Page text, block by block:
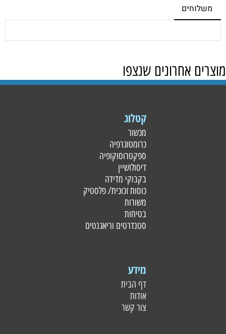
משלוחים
מוצרים אחרונים שנצפו
קטלוג
מכשור
כרומטוגרפיה
ספקטרוסוקופיה
דיסולושיין
בקבוקי מדידה
כוסות זכוכית/ פלסטיק
משורות
בטיחות
סטנדרטים וריאגנטים
מידע
דף הבית
אודות
צור קשר